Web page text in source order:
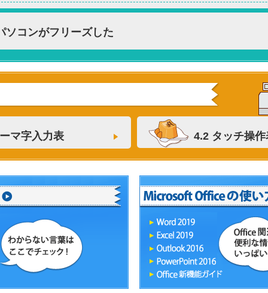
ソコンがフリーズした
マ字入力表 4.2 タッチ操作